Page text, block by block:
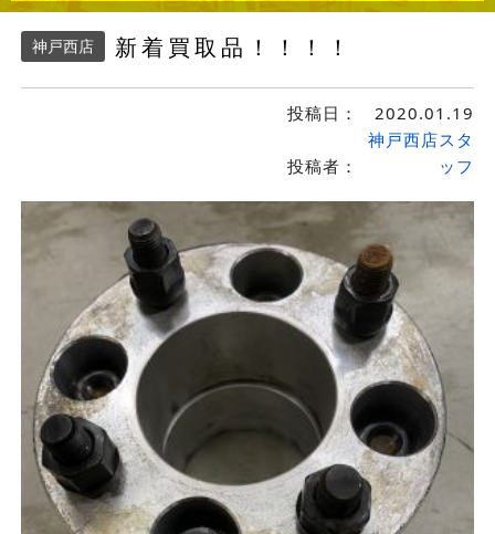
神戸西店 新着買取品！！！！
投稿日： 2020.01.19
投稿者：
神戸西店スタ
ッフ